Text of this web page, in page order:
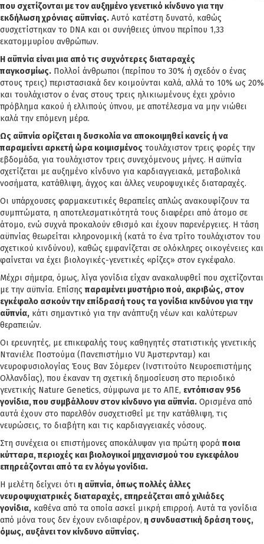
που σχετίζονται με τον αυξημένο γενετικό κίνδυνο για την
εκδήλωση χρόνιας αϋπνίας. Αυτό κατέστη δυνατό, καθώς
συσχετίστηκαν το DNA και οι συνήθειες ύπνου περίπου 1,33
εκατομμυρίου ανθρώπων.
Η αϋπνία είναι μια από τις συχνότερες διαταραχές
παγκοσμίως. Πολλοί άνθρωποι (περίπου το 30% ή σχεδόν ο ένας
στους τρεις) περιστασιακά δεν κοιμούνται καλά, αλλά το 10% ως 20%
και τουλάχιστον ο ένας στους τρεις ηλικιωμένους έχει χρόνιο
πρόβλημα κακού ή ελλιπούς ύπνου, με αποτέλεσμα να μην νιώθει
καλά την επόμενη μέρα.
Ως αϋπνία ορίζεται η δυσκολία να αποκοιμηθεί κανείς ή να
παραμείνει αρκετή ώρα κοιμισμένος τουλάχιστον τρεις φορές την
εβδομάδα, για τουλάχιστον τρεις συνεχόμενους μήνες. Η αϋπνία
σχετίζεται με αυξημένο κίνδυνο για καρδιαγγειακά, μεταβολικά
νοσήματα, κατάθλιψη, άγχος και άλλες νευροψυχικές διαταραχές.
Οι υπάρχουσες φαρμακευτικές θεραπείες απλώς ανακουφίζουν τα
συμπτώματα, η αποτελεσματικότητά τους διαφέρει από άτομο σε
άτομο, ενώ συχνά προκαλούν εθισμό και έχουν παρενέργειες. Η τάση
αϋπνίας θεωρείται κληρονομική (κατά το ένα τρίτο τουλάχιστον του
σχετικού κινδύνου), καθώς εμφανίζεται σε ολόκληρες οικογένειες και
φαίνεται να έχει βιολογικές-γενετικές «ρίζες» στον εγκέφαλο.
Μέχρι σήμερα, όμως, λίγα γονίδια είχαν ανακαλυφθεί που σχετίζονται
με την αϋπνία. Επίσηςπαραμένει μυστήριο πού, ακριβώς, στον
εγκέφαλο ασκούν την επίδρασή τους τα γονίδια κινδύνου για την
αϋπνία, κάτι σημαντικό για την ανάπτυξη νέων και καλύτερων
θεραπειών.
Οι ερευνητές, με επικεφαλής τους καθηγητές στατιστικής γενετικής
Ντανιέλε Ποστούμα (Πανεπιστήμιο VU Άμστερνταμ) και
νευροφυσιολογίας Έους Βαν Σόμερεν (Ινστιτούτο Νευροεπιστήμης
Ολλανδίας), που έκαναν τη σχετική δημοσίευση στο περιοδικό
γενετικής Nature Genetics, σύμφωνα με το ΑΠΕ, εντόπισαν 956
γονίδια, που συμβάλλουν στον κίνδυνο για αϋπνία. Ορισμένα από
αυτά έχουν στο παρελθόν συσχετισθεί με την κατάθλιψη, τις
νευρώσεις, το διαβήτη και τις καρδιαγγειακές νόσους.
Στη συνέχεια οι επιστήμονες αποκάλυψαν για πρώτη φοράποια
κύτταρα, περιοχές και βιολογικοί μηχανισμού του εγκεφάλου
επηρεάζονται από τα εν λόγω γονίδια.
Η μελέτη δείχνει ότι η αϋπνία, όπως πολλές άλλες
νευροψυχιατρικές διαταραχές, επηρεάζεται από χιλιάδες
γονίδια, καθένα από τα οποία ασκεί μικρή επιρροή. Αυτά τα γονίδια
από μόνα τους δεν έχουν ενδιαφέρον, η συνδυαστική δράση τους,
όμως, αυξάνει τον κίνδυνο αϋπνίας.